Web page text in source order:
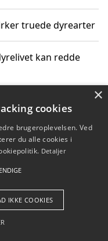
truede dyrearter
kan redde
støtte bevarelsen
Aps
×
cookies
brugeroplevelsen. Ved
du alle cookies i
Detaljer
IKKE COOKIES